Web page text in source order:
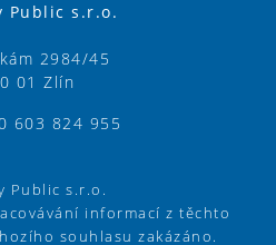
Public s.r.o.
2984/45
01 Zlín
603 824 955
Public s.r.o.
informací z těchto
souhlasu zakázáno.